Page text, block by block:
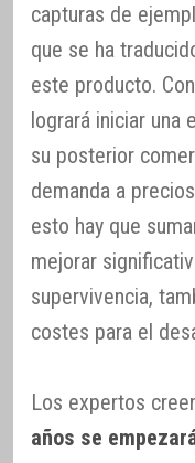
capturas de
que se ha
este producto.
logrará iniciar una
su posterior
demanda a
esto hay que
mejorar
supervivencia,
costes para el
Los expertos
años se